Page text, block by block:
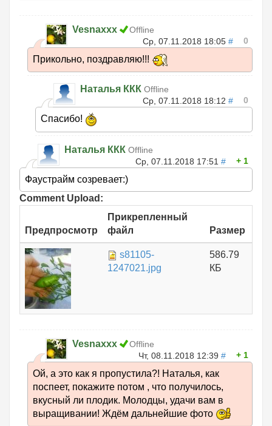
Vesnaxxx
Offline
Ср, 07.11.2018 18:05 # 0
Прикольно, поздравляю!!!
Наталья ККК Offline
Ср, 07.11.2018 18:12 # 0
Спасибо!
Наталья ККК Offline
Ср, 07.11.2018 17:51 # 1
Фаустрайм созревает:)
Comment Upload:
Предпросмотр
Прикрепленный
файл
Размер
s81105-
1247021.jpg
586.79
КБ
Vesnaxxx
Offline
Чт, 08.11.2018 12:39 # 1
Ой, а это как я пропустила?! Наталья, как
поспеет, покажите потом , что получилось,
вкусный ли плодик. Молодцы, удачи вам в
выращивании! Ждём дальнейшие фото